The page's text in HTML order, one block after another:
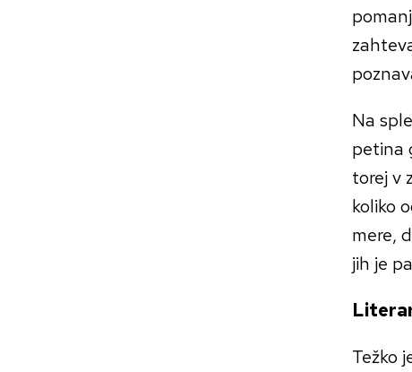
Na
petina
torej v
koliko
mere,
jih je
Težko